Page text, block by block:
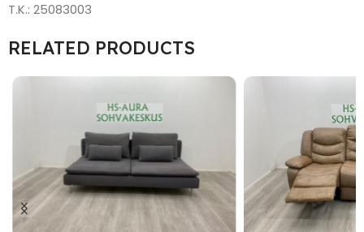
T.K.: 25083003
RELATED PRODUCTS